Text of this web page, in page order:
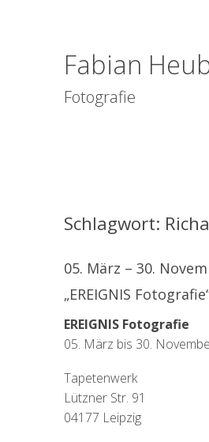
Fabian
Fotografie
Schlagwort:
05. März – 30.
„EREIGNIS
EREIGNIS Fotografie
05. März bis 30.
Tapetenwerk
Lützner Str. 91
04177 Leipzig